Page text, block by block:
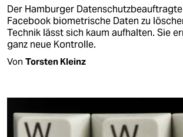
Der Hamburger
Facebook biometrische Daten zu
Technik lässt sich kaum aufhalten. Sie
ganz neue Kontrolle.
Von Torsten Kleinz